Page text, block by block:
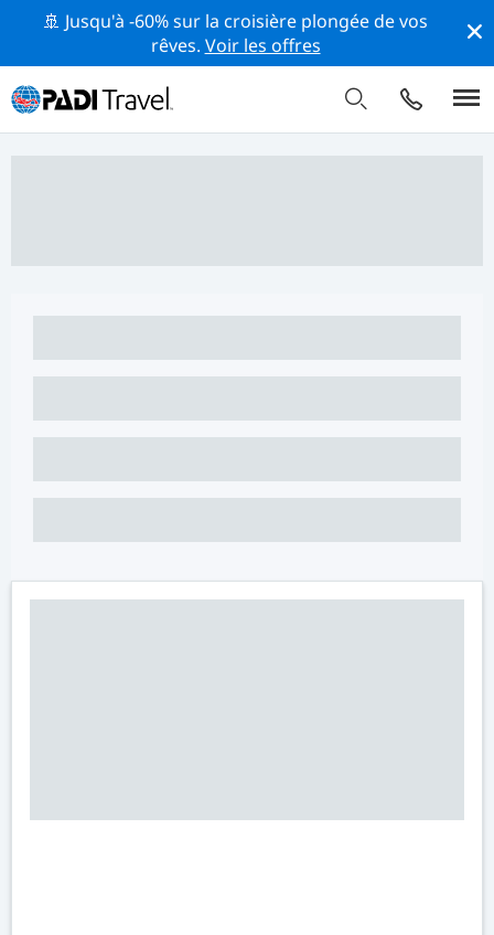
🚢 Jusqu'à -60% sur la croisière plongée de vos
rêves. Voir les offres